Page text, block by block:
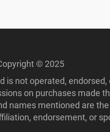
© 2025
not operated,
on purchases made
names mentioned are
endorsement, or